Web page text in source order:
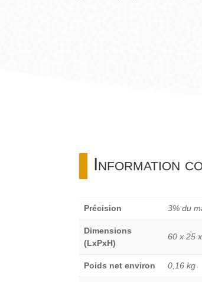
Information
Précision 3% du
Dimensions
(LxPxH)
60 x 25
Poids net environ 0,16 kg